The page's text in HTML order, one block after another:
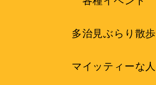
多治見ぶらり散歩
マイッティーな人